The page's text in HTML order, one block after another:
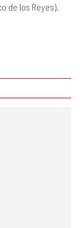
de los Reyes).